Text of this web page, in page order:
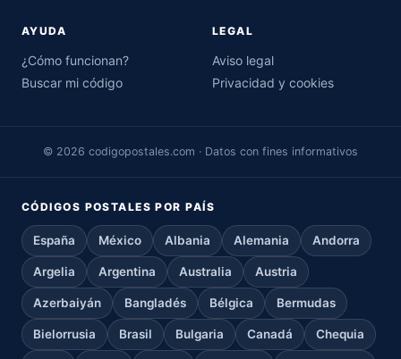
AYUDA
¿Cómo funcionan?
Buscar mi código
LEGAL
Aviso legal
Privacidad y cookies
© 2026 codigopostales.com · Datos con fines informativos
CÓDIGOS POSTALES POR PAÍS
España México Albania Alemania Andorra
Argelia Argentina Australia Austria
Azerbaiyán Bangladés Bélgica Bermudas
Bielorrusia Brasil Bulgaria Canadá Chequia